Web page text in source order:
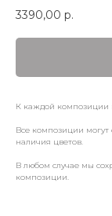
3390,00 р.
К каждой композиции
Все композиции могут
наличия цветов.
В любом случае мы
композиции.